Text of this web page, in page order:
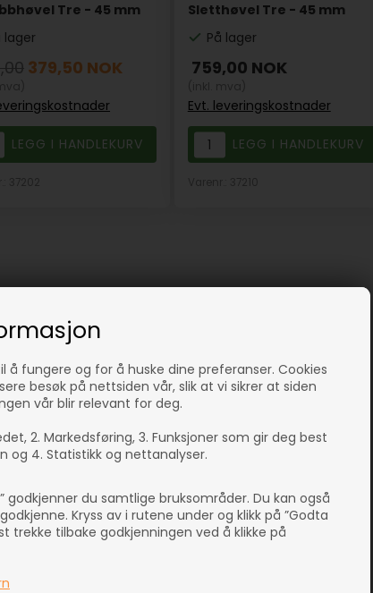
fungere og for å huske dine preferanser. Cookies
besøk på nettsiden vår, slik at vi sikrer at siden
vår blir relevant for deg.
2. Markedsføring, 3. Funksjoner som gir deg best
og 4. Statistikk og nettanalyser.
godkjenner du samtlige bruksområder. Du kan også
Kryss av i rutene under og klikk på ”Godta
trekke tilbake godkjenningen ved å klikke på
Tre - 45 mm
lager
379,50 NOK
Sletthøvel Tre - 45 mm
På lager
759,00 NOK
Evt. leveringskostnader